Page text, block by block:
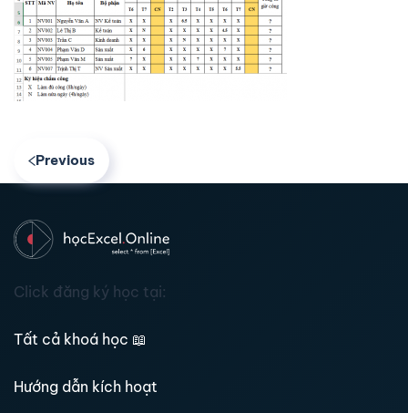
Previous
Click đăng ký học tại:
Tất cả khoá học 📖
Hướng dẫn kích hoạt